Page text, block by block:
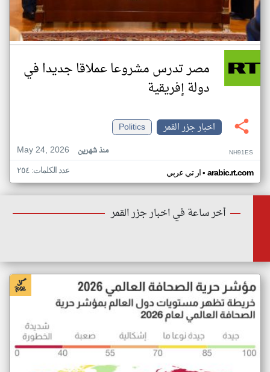
مصر تدرس مشروعا عملاقا جديدا في
دولة إفريقية
اخبار جزر القمر
Politics
May 24, 2026
منذ شهرين NH91ES
ار تي عربي• arabic.rt.com عدد الكلمات: ٢٥٤
أخر ساعة في اخبار جزر القمر